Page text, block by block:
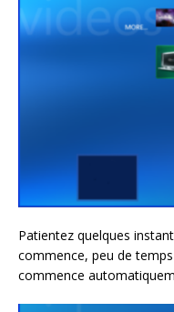
Patientez quelques
commence, peu de
commence